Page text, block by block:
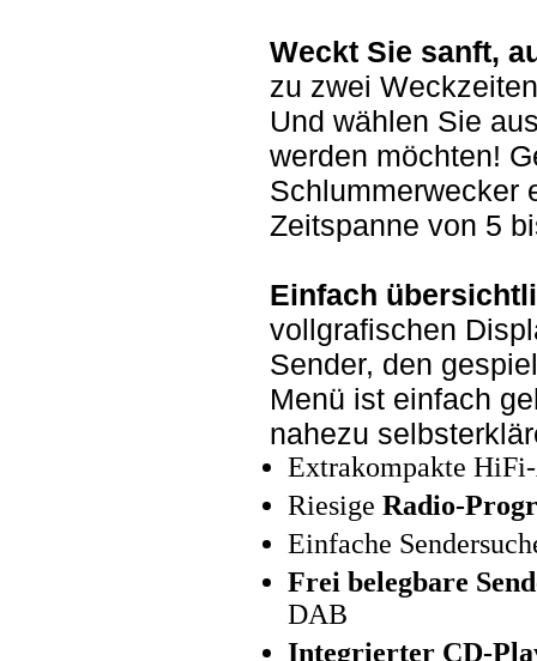
Weckt Sie sanft,
zu zwei
Und wählen Sie
werden möchten!
Schlummerwecker
Zeitspanne von 5
Einfach
vollgrafischen
Sender, den
Menü ist einfach
nahezu
Extrakompakte
Riesige Radio-
Einfache
Frei belegbare
DAB
Integrierter CD-